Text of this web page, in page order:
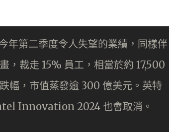
年第二季度令人失望的業績，同樣伴
，裁走 15% 員工，相當於約 17,500
幅，市值蒸發逾 300 億美元。英特
Innovation 2024 也會取消。